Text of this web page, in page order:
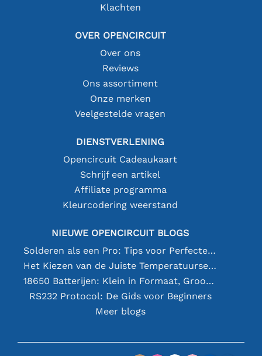
Klachten
OVER OPENCIRCUIT
Over ons
Reviews
Ons assortiment
Onze merken
Veelgestelde vragen
DIENSTVERLENING
Opencircuit Cadeaukaart
Schrijf een artikel
Affiliate programma
Kleurcodering weerstand
NIEUWE OPENCIRCUIT BLOGS
Solderen als een Pro: Tips voor Perfecte Elektronische Verbindingen
Het Kiezen van de Juiste Temperatuursensor [youtube]
18650 Batterijen: Klein in Formaat, Groot in Prestatie
RS232 Protocol: De Gids voor Beginners
Meer blogs